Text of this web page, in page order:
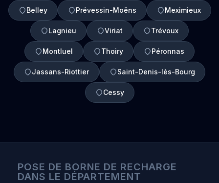
Belley Prévessin-Moëns Meximieux
Lagnieu Viriat Trévoux
Montluel Thoiry Péronnas
Jassans-Riottier Saint-Denis-lès-Bourg
Cessy
POSE DE BORNE DE RECHARGE
DANS LE DÉPARTEMENT